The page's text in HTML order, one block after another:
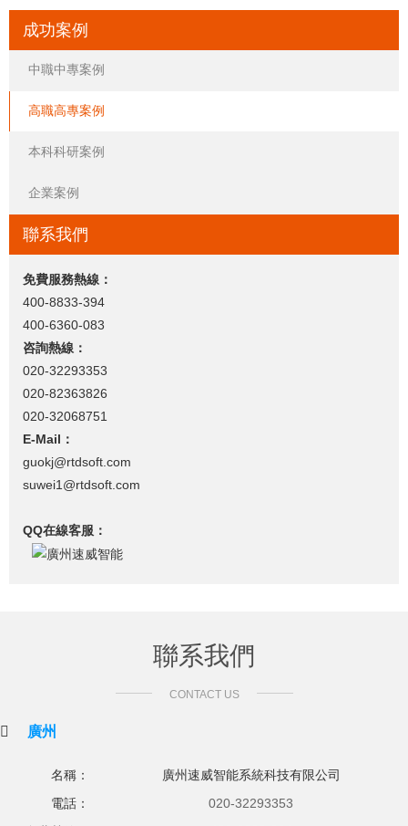
成功案例
中職中專案例
高職高專案例
本科科研案例
企業案例
聯系我們
免費服務熱線：
400-8833-394
400-6360-083
咨詢熱線：
020-32293353
020-82363826
020-32068751
E-Mail：
guokj@rtdsoft.com
suwei1@rtdsoft.com
QQ在線客服：
聯系我們
CONTACT US
廣州
名稱：
廣州速威智能系統科技有限公司
電話：
020-32293353